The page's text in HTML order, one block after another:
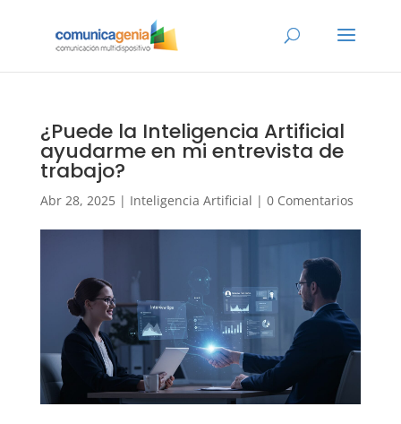
¿Puede la Inteligencia Artificial
ayudarme en mi entrevista de
trabajo?
Abr 28, 2025| Inteligencia Artificial | 0 Comentarios